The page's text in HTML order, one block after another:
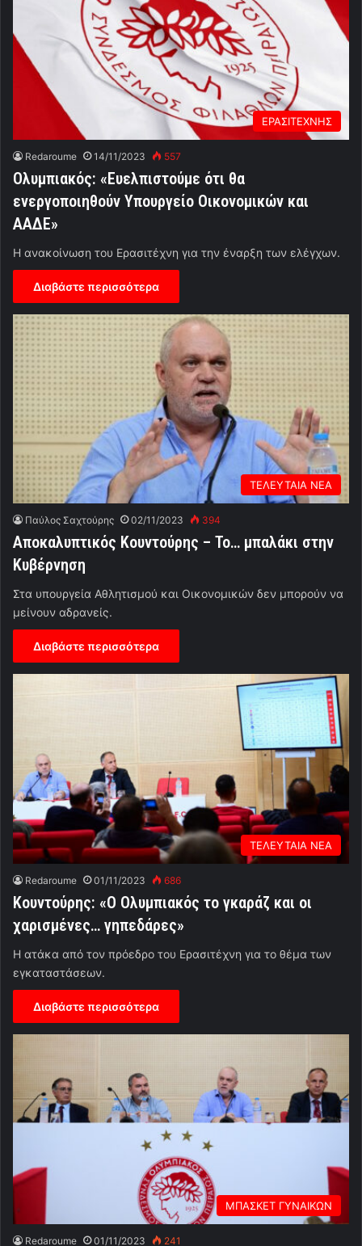
ΕΡΑΣΙΤΕΧΝΗΣ
Redaroume 14/11/2023 557
Ολυμπιακός: «Ευελπιστούμε ότι θα
ενεργοποιηθούν Υπουργείο Οικονομικών και
ΑΑΔΕ»
Η ανακοίνωση του Ερασιτέχνη για την έναρξη των ελέγχων.
Διαβάστε περισσότερα
ΤΕΛΕΥΤΑΙΑ ΝΕΑ
Παύλος Σαχτούρης 02/11/2023 394
Αποκαλυπτικός Κουντούρης – Το… μπαλάκι στην
Κυβέρνηση
Στα υπουργεία Αθλητισμού και Οικονομικών δεν μπορούν να
μείνουν αδρανείς.
Διαβάστε περισσότερα
ΤΕΛΕΥΤΑΙΑ ΝΕΑ
Redaroume 01/11/2023 686
Κουντούρης: «Ο Ολυμπιακός το γκαράζ και οι
χαρισμένες… γηπεδάρες»
Η ατάκα από τον πρόεδρο του Ερασιτέχνη για το θέμα των
εγκαταστάσεων.
Διαβάστε περισσότερα
ΜΠΑΣΚΕΤ ΓΥΝΑΙΚΩΝ
Redaroume 01/11/2023 241